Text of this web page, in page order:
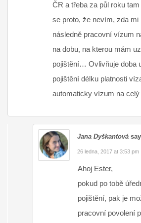
ČR a třeba za půl roku
se proto, že nevím, zda mi
následně pracovní vízum
na dobu, na kterou mám
pojištění… Ovlivňuje doba
pojištění délku platnosti
automaticky vízum na celý
Jana Dyškantová
26 ledna, 2017 at 3:53 pm
Ahoj Ester,
pokud po tobě
pojištění, pak je
pracovní povolení